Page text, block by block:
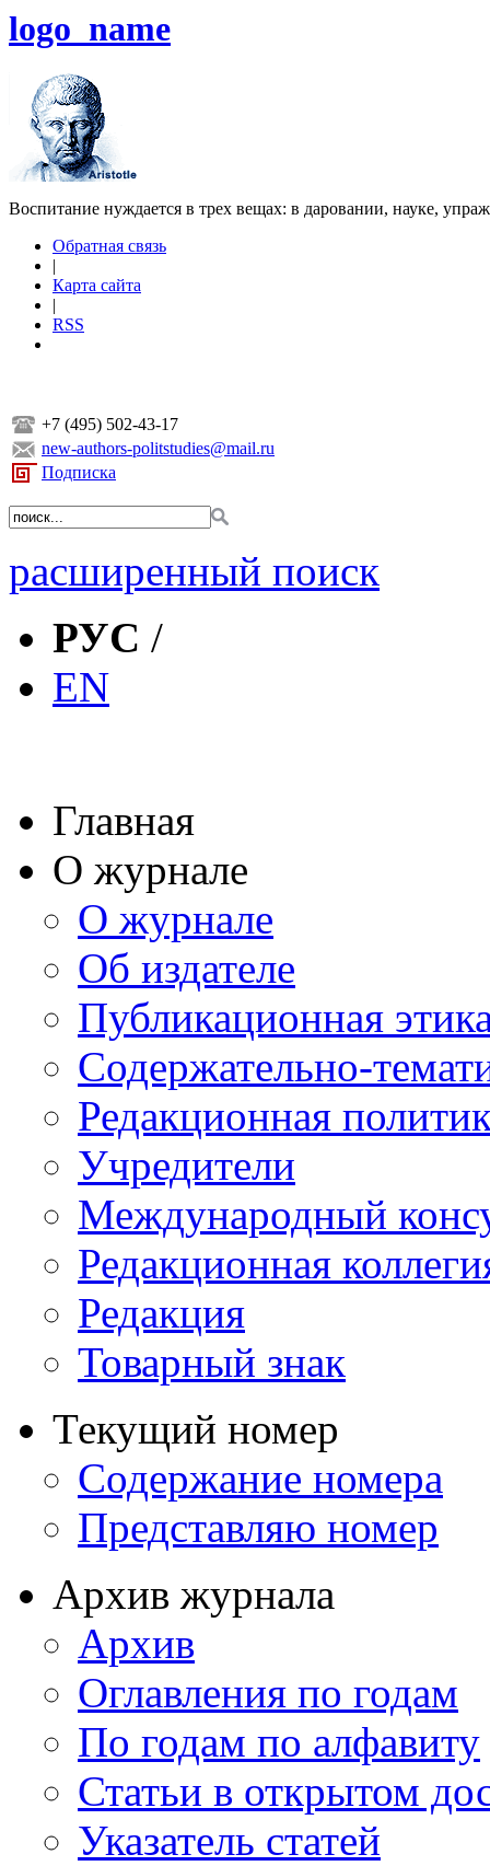
logo_name
Воспитание нуждается в трех вещах: в даровании, науке,
Обратная связь
|
Карта сайта
|
RSS
+7 (495) 502-43-17
new-authors-politstudies@mail.ru
Подписка
расширенный поиск
РУС /
EN
Главная
О журнале
О журнале
Об издателе
Публикационная
Содержательно-
Редакционная
Учредители
Международный
Редакционная
Редакция
Товарный знак
Текущий номер
Содержание номера
Представляю номер
Архив журнала
Архив
Оглавления по годам
По годам по алфавиту
Статьи в открытом
Указатель статей